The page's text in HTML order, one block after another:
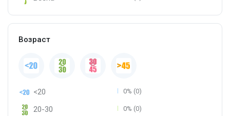
Возраст
<20 0% (0)
20-30 0% (0)